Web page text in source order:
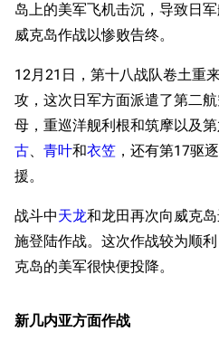
岛上的美军飞机击沉，导致日
威克岛作战以惨败告终。
12月21日，第十八战队卷土重
攻，这次日军方面派遣了第二
母，重巡洋舰利根和筑摩以及
古、 青叶和衣笠 ，还有第17驱
援。
战斗中天龙和龙田再次向威克
施登陆作战。这次作战较为顺
克岛的美军很快便投降。
新几内亚方面作战